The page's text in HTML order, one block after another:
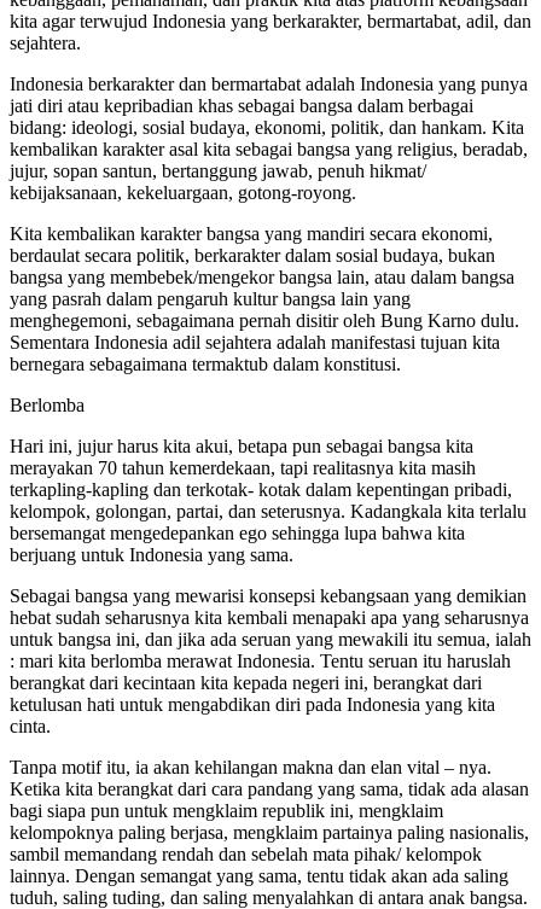
kita agar terwujud Indonesia yang berkarakter, bermartabat, adil, dan
sejahtera.
Indonesia berkarakter dan bermartabat adalah Indonesia yang punya
jati diri atau kepribadian khas sebagai bangsa dalam berbagai
bidang: ideologi, sosial budaya, ekonomi, politik, dan hankam. Kita
kembalikan karakter asal kita sebagai bangsa yang religius, beradab,
jujur, sopan santun, bertanggung jawab, penuh hikmat/
kebijaksanaan, kekeluargaan, gotong-royong.
Kita kembalikan karakter bangsa yang mandiri secara ekonomi,
berdaulat secara politik, berkarakter dalam sosial budaya, bukan
bangsa yang membebek/mengekor bangsa lain, atau dalam bangsa
yang pasrah dalam pengaruh kultur bangsa lain yang
menghegemoni, sebagaimana pernah disitir oleh Bung Karno dulu.
Sementara Indonesia adil sejahtera adalah manifestasi tujuan kita
bernegara sebagaimana termaktub dalam konstitusi.
Berlomba
Hari ini, jujur harus kita akui, betapa pun sebagai bangsa kita
merayakan 70 tahun kemerdekaan, tapi realitasnya kita masih
terkapling-kapling dan terkotak- kotak dalam kepentingan pribadi,
kelompok, golongan, partai, dan seterusnya. Kadangkala kita terlalu
bersemangat mengedepankan ego sehingga lupa bahwa kita
berjuang untuk Indonesia yang sama.
Sebagai bangsa yang mewarisi konsepsi kebangsaan yang demikian
hebat sudah seharusnya kita kembali menapaki apa yang seharusnya
untuk bangsa ini, dan jika ada seruan yang mewakili itu semua, ialah
: mari kita berlomba merawat Indonesia. Tentu seruan itu haruslah
berangkat dari kecintaan kita kepada negeri ini, berangkat dari
ketulusan hati untuk mengabdikan diri pada Indonesia yang kita
cinta.
Tanpa motif itu, ia akan kehilangan makna dan elan vital – nya.
Ketika kita berangkat dari cara pandang yang sama, tidak ada alasan
bagi siapa pun untuk mengklaim republik ini, mengklaim
kelompoknya paling berjasa, mengklaim partainya paling nasionalis,
sambil memandang rendah dan sebelah mata pihak/ kelompok
lainnya. Dengan semangat yang sama, tentu tidak akan ada saling
tuduh, saling tuding, dan saling menyalahkan di antara anak bangsa.